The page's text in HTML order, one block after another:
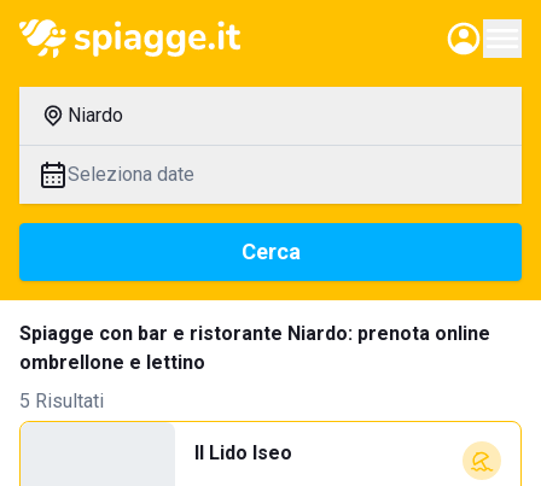
Niardo
Seleziona date
Cerca
Spiagge con bar e ristorante Niardo: prenota online
ombrellone e lettino
5 Risultati
Il Lido Iseo